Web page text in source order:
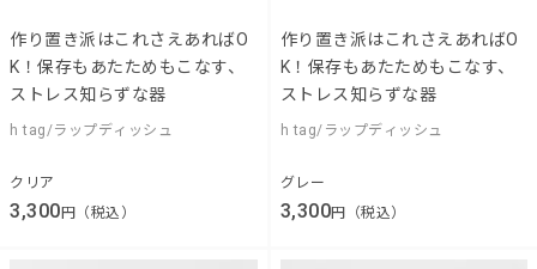
作り置き派はこれさえあればO
K！保存もあたためもこなす、
ストレス知らずな器
h tag/ラップディッシュ
クリア
3,300円（税込）
作り置き派はこれさえあればO
K！保存もあたためもこなす、
ストレス知らずな器
h tag/ラップディッシュ
グレー
3,300円（税込）